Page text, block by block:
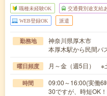
職種未経験OK 交通費別途支給
WEB登録OK 派遣
勤務地
神奈川県厚木市
本厚木駅から民間バ
曜日頻度 月～金（週5日） ※
時間
09:00～16:00(実働6
30ですが、時短OK